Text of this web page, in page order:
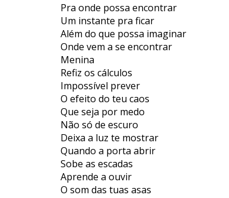
Pra onde possa encontrar
Um instante pra ficar
Além do que possa imaginar
Onde vem a se encontrar
Menina
Refiz os cálculos
Impossível prever
O efeito do teu caos
Que seja por medo
Não só de escuro
Deixa a luz te mostrar
Quando a porta abrir
Sobe as escadas
Aprende a ouvir
O som das tuas asas